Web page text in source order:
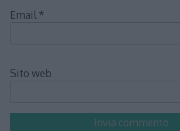
Email *
Sito web